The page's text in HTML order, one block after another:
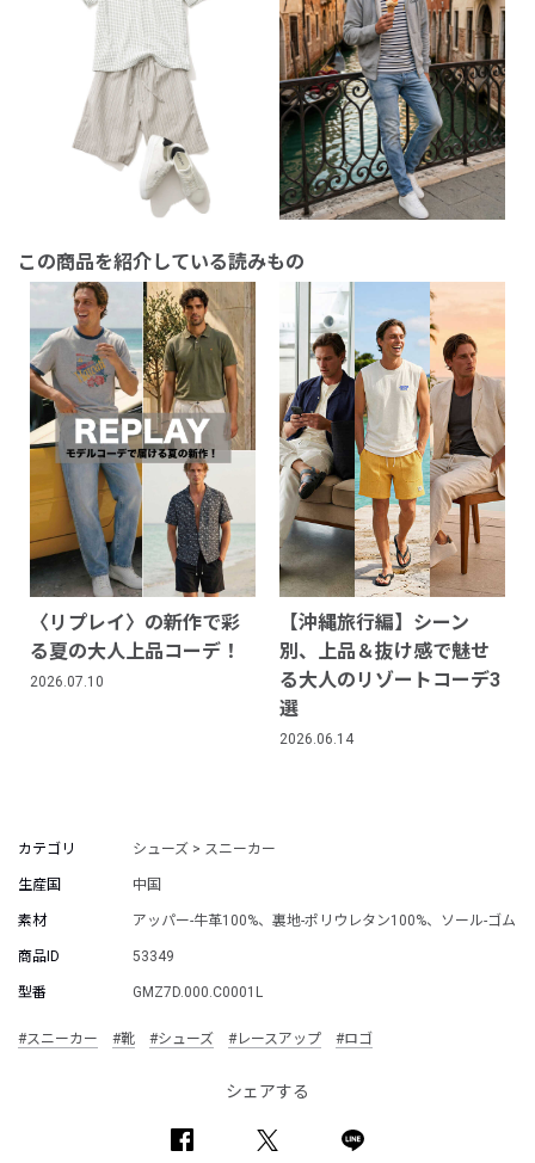
この商品を紹介している読みもの
〈リプレイ〉の新作で彩
る夏の大人上品コーデ！
2026.07.10
【沖縄旅行編】シーン
別、上品＆抜け感で魅せ
る大人のリゾートコーデ3
選
2026.06.14
カテゴリ シューズ > スニーカー
生産国 中国
素材 アッパー-牛革100%、裏地-ポリウレタン100%、ソール-ゴム
商品ID 53349
型番 GMZ7D.000.C0001L
#スニーカー #靴 #シューズ #レースアップ #ロゴ
シェアする